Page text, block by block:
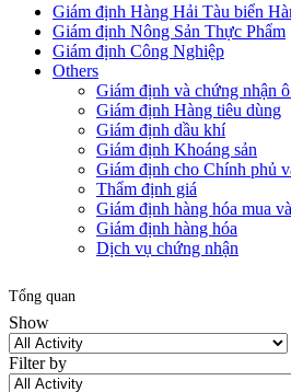
Giám định Hàng Hải Tàu biển
Giám định Nông Sản Thực Phẩm
Giám định Công Nghiệp
Others
Giám định và chứng nhận
Giám định Hàng tiêu dùng
Giám định dầu khí
Giám định Khoáng sản
Giám định cho Chính phủ
Thẩm định giá
Giám định hàng hóa mua
Giám định hàng hóa
Dịch vụ chứng nhận
Tổng quan
Show
Filter by